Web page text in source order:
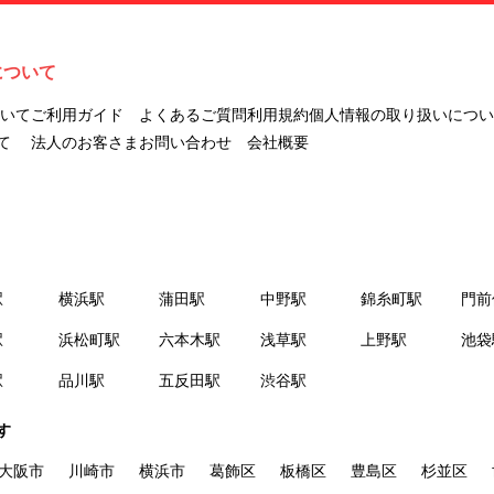
３.「本サイト」とは、当社が運営する本サービスに関するウェブサイ
トを意味します。
４.「物件」とは、本サイトに掲載された賃貸物件を意味します。
す。
７.「本会員制度」とは、会員による本サービスの利用の促進を目的と
８.「本規約等」とは、本規約、マイナビLIVINGご契約にあたり取得す
ョン注文書を意味します。
９.「契約期間開始日」とは、定期建物賃貸借契約（以下「賃貸借契
いて
てご利用ガイド
法人のお客さま
よくあるご質問
お問い合わせ
利用規約
会社概要
個人情報の取り扱いにつ
横浜駅 蒲田駅 中野駅 錦糸町駅 門
浜松町駅 六本木駅 浅草駅 上野駅 池
品川駅 五反田駅 渋谷駅
阪市 川崎市 横浜市 葛飾区 板橋区 豊島区 杉並区